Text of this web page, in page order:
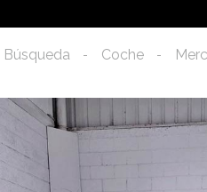
Búsqueda Coche